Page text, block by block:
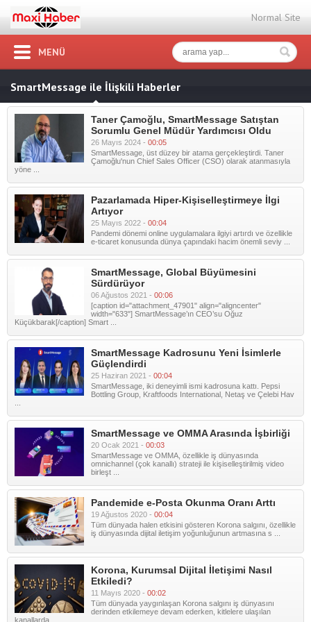
Normal Site
MENÜ
SmartMessage ile İlişkili Haberler
Taner Çamoğlu, SmartMessage Satıştan
Sorumlu Genel Müdür Yardımcısı Oldu
26 Mayıs 2024 - 00:05
SmartMessage, üst düzey bir atama gerçekleştirdi. Taner
Çamoğlu'nun Chief Sales Officer (CSO) olarak atanmasıyla
yöne ...
Pazarlamada Hiper-Kişiselleştirmeye İlgi
Artıyor
25 Mayıs 2022 - 00:04
Pandemi dönemi online uygulamalara ilgiyi artırdı ve özellikle
e-ticaret konusunda dünya çapındaki hacim önemli seviy ...
SmartMessage, Global Büyümesini
Sürdürüyor
06 Ağustos 2021 - 00:06
[caption id="attachment_47901" align="aligncenter"
width="633"] SmartMessage’ın CEO’su Oğuz
Küçükbarak[/caption] Smart ...
SmartMessage Kadrosunu Yeni İsimlerle
Güçlendirdi
25 Haziran 2021 - 00:04
SmartMessage, iki deneyimli ismi kadrosuna kattı. Pepsi
Bottling Group, Kraftfoods International, Netaş ve Çelebi Hav
SmartMessage ve OMMA Arasında İşbirliği
20 Ocak 2021 - 00:03
SmartMessage ve OMMA, özellikle iş dünyasında
omnichannel (çok kanallı) strateji ile kişiselleştirilmiş video
birleşt ...
Pandemide e-Posta Okunma Oranı Arttı
19 Ağustos 2020 - 00:04
Tüm dünyada halen etkisini gösteren Korona salgını, özellikle
iş dünyasında dijital iletişim yoğunluğunun artmasına s ...
Korona, Kurumsal Dijital İletişimi Nasıl
Etkiledi?
11 Mayıs 2020 - 00:02
Tüm dünyada yaygınlaşan Korona salgını iş dünyasını
derinden etkilemeye devam ederken, kitlelere ulaşılan
kanallarda ...